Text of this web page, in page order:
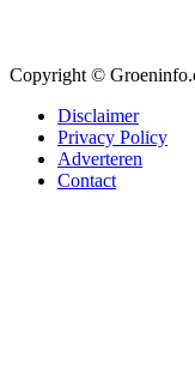
Copyright ©
Disclaimer
Privacy Policy
Adverteren
Contact